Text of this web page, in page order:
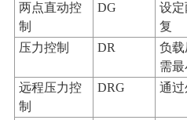
两点直动控
制
DG
设
复
压力控制 DR
负
需
远程压力控
制
DRG 通